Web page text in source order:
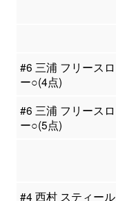
#6 三浦 フリースロ
ー○(4点)
#6 三浦 フリースロ
ー○(5点)
#4 西村 スティール